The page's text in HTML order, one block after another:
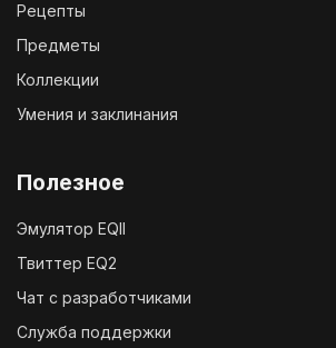
Рецепты
Предметы
Коллекции
Умения и заклинания
Полезное
Эмулятор EQII
Твиттер EQ2
Чат с разработчиками
Служба поддержки